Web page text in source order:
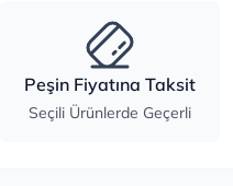
Peşin Fiyatına Taksit
Seçili Ürünlerde Geçerli